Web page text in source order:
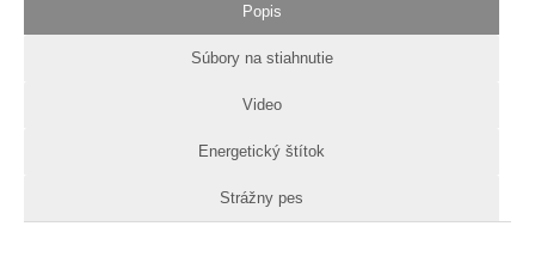
Popis
Súbory na stiahnutie
Video
Energetický štítok
Strážny pes